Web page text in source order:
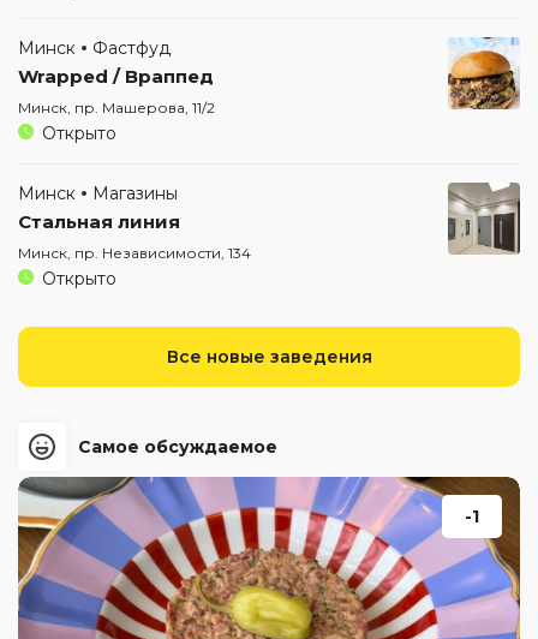
Минск Фастфуд
Wrapped / Враппед
Минск, пр. Машерова, 11/2
Открыто
Минск Магазины
Стальная линия
Минск, пр. Независимости, 134
Открыто
Все новые заведения
Самое обсуждаемое
-1